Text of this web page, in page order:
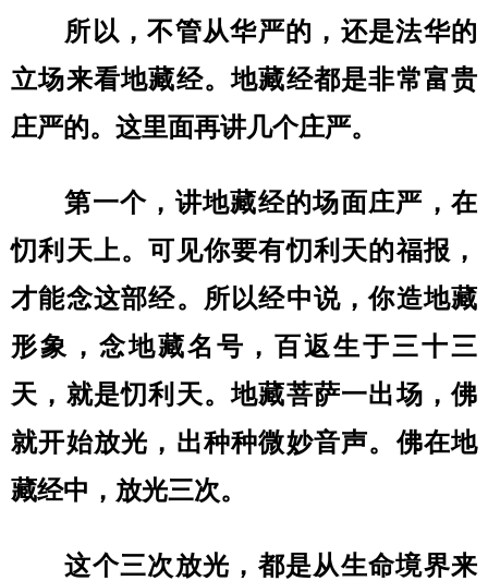
所以，不管从华严的，还是法华的
立场来看地藏经。地藏经都是非常富贵
庄严的。这里面再讲几个庄严。
第一个，讲地藏经的场面庄严，在
忉利天上。可见你要有忉利天的福报，
才能念这部经。所以经中说，你造地藏
形象，念地藏名号，百返生于三十三
天，就是忉利天。地藏菩萨一出场，佛
就开始放光，出种种微妙音声。佛在地
藏经中，放光三次。
这个三次放光，都是从生命境界来